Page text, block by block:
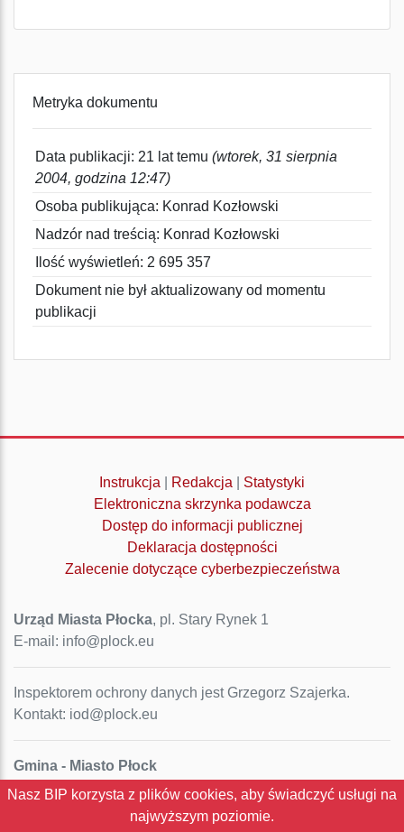
Metryka dokumentu
Data publikacji: 21 lat temu (wtorek, 31 sierpnia
2004, godzina 12:47)
Osoba publikująca: Konrad Kozłowski
Nadzór nad treścią: Konrad Kozłowski
Ilość wyświetleń: 2 695 357
Dokument nie był aktualizowany od momentu
publikacji
Instrukcja Redakcja
Statystyki
Elektroniczna skrzynka podawcza
Dostęp do informacji publicznej
Deklaracja dostępności
Zalecenie dotyczące cyberbezpieczeństwa
Urząd Miasta Płocka, pl. Stary Rynek 1
E-mail: info@plock.eu
Inspektorem ochrony danych jest Grzegorz Szajerka.
Kontakt: iod@plock.eu
Gmina - Miasto Płock
Pl. Stary Rynek 1
Nasz BIP korzysta z plików cookies, aby świadczyć usługi na
najwyższym poziomie.